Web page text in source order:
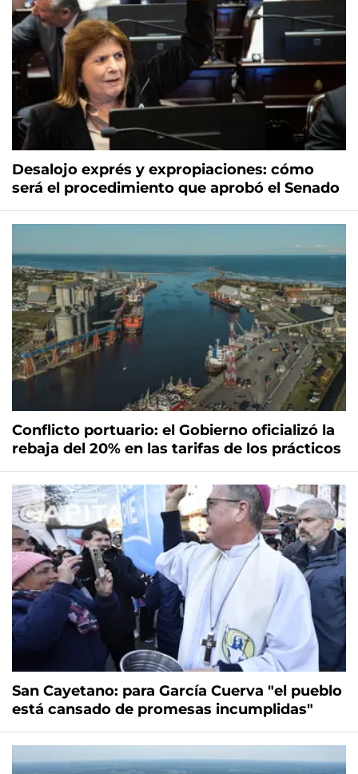
Desalojo exprés y expropiaciones: cómo
será el procedimiento que aprobó el Senado
Conflicto portuario: el Gobierno oficializó la
rebaja del 20% en las tarifas de los prácticos
San Cayetano: para García Cuerva "el pueblo
está cansado de promesas incumplidas"